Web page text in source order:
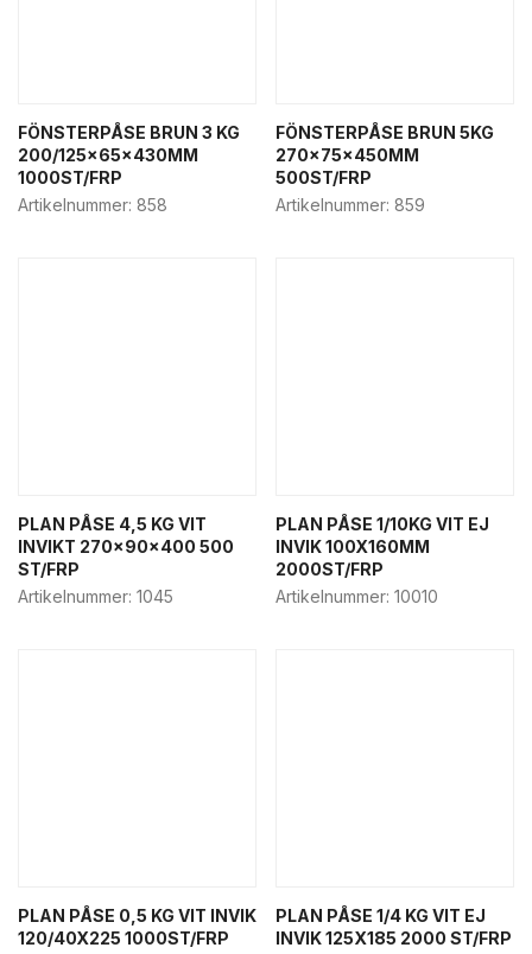
Cake boxes
Cleaning
Cake plate
News
FÖNSTERPÅSE BRUN 3 KG
200/125x65x430MM
1000ST/FRP
Artikelnummer: 858
FÖNSTERPÅSE BRUN 5KG
270x75x450MM
500ST/FRP
Artikelnummer: 859
PLAN PÅSE 4,5 KG VIT
INVIKT 270x90x400 500
ST/FRP
Artikelnummer: 1045
PLAN PÅSE 1/10KG VIT EJ
INVIK 100X160MM
2000ST/FRP
Artikelnummer: 10010
PLAN PÅSE 0,5 KG VIT INVIK
120/40X225 1000ST/FRP
PLAN PÅSE 1/4 KG VIT EJ
INVIK 125X185 2000 ST/FRP